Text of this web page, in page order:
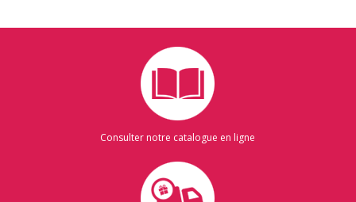
Consulter notre catalogue en ligne